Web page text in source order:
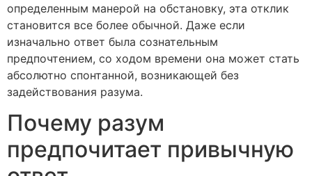
определенным манерой на обстановку, эта отклик
становится все более обычной. Даже если
изначально ответ была сознательным
предпочтением, со ходом времени она может стать
абсолютно спонтанной, возникающей без
задействования разума.
Почему разум
предпочитает привычную